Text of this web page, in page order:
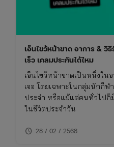
เอ็นไขว้หน้าขาด อาการ &
เร็ว เคลมประกันได้ไหม
เอ็นไขว้หน้าขาดเป็นหนึ่งใน
เจอ โดยเฉพาะในกลุ่มนักกี
ประจำ หรือแม้แต่คนทั่วไปก็
ในชีวิตประจำวัน
schedule 28 / 02 / 2568